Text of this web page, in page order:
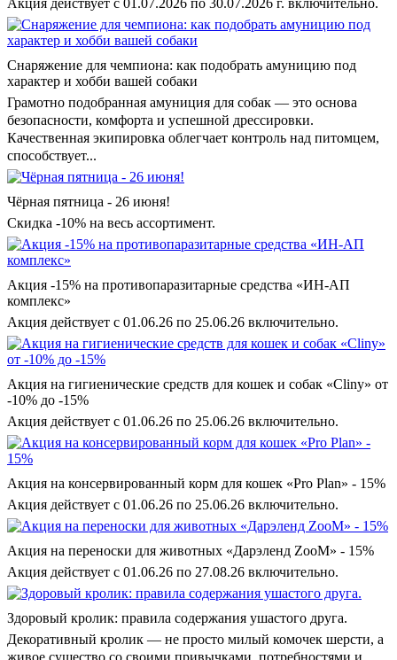
Снаряжение для чемпиона: как подобрать амуницию под
характер и хобби вашей собаки
Грамотно подобранная амуниция для собак — это основа
безопасности, комфорта и успешной дрессировки.
Качественная экипировка облегчает контроль над питомцем,
способствует...
Чёрная пятница - 26 июня!
Скидка -10% на весь ассортимент.
Акция -15% на противопаразитарные средства «ИН-АП
комплекс»
Акция действует с 01.06.26 по 25.06.26 включительно.
Акция на гигиенические средств для кошек и собак «Cliny» от
-10% до -15%
Акция действует с 01.06.26 по 25.06.26 включительно.
Акция на консервированный корм для кошек «Pro Plan» - 15%
Акция действует с 01.06.26 по 25.06.26 включительно.
Акция на переноски для животных «Дарэленд ZooM» - 15%
Акция действует с 01.06.26 по 27.08.26 включительно.
Здоровый кролик: правила содержания ушастого друга.
Декоративный кролик — не просто милый комочек шерсти, а
живое существо со своими привычками, потребностями и